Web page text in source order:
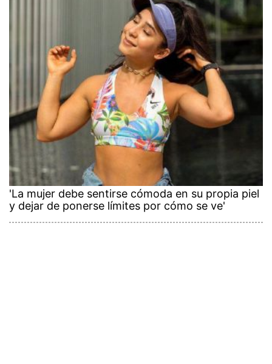
'La mujer debe sentirse cómoda en su propia piel
y dejar de ponerse límites por cómo se ve'